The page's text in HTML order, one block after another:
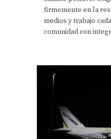
firmemente en la
medios y trabajo
comunidad con